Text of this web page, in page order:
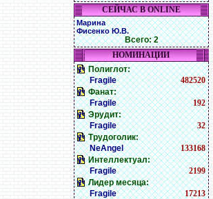
СЕЙЧАС В ONLINE
Марина
Фисенко Ю.В.
Всего: 2
НОМИНАЦИИ
Полиглот:
Fragile
482520
Фанат:
Fragile
192
Эрудит:
Fragile
32
Трудоголик:
NeAngel
133168
Интеллектуал:
Fragile
2199
Лидер месяца:
Fragile
17213